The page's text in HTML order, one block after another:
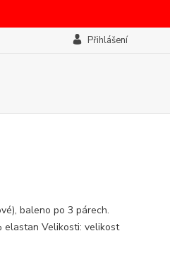
Přihlášení
baleno po 3 párech.
elastan Velikosti: velikost